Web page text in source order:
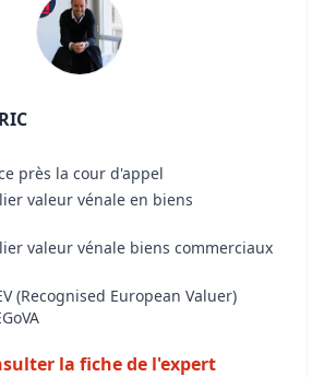
près la cour d'appel
valeur vénale en biens
valeur vénale biens commerciaux
(Recognised European Valuer)
la fiche de l'expert